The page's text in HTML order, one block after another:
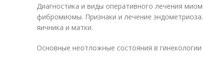
Диагностика и виды оперативного лечения
фибромиомы. Признаки и лечение
яичника и матки.
Основные неотложные состояния в